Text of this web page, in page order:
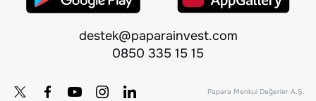
destek@paparainvest.com
0850 335 15 15
Papara Menkul Değerler A.Ş.